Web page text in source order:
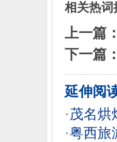
相关热词
上一篇
下一篇
延伸阅
·茂名烘
·粤西旅